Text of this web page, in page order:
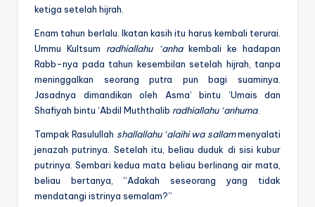
ketiga setelah hijrah.
Enam tahun berlalu. Ikatan kasih itu harus kembali terurai.
Ummu Kultsum radhiallahu ‘anhakembali ke hadapan
Rabb-nya pada tahun kesembilan setelah hijrah, tanpa
meninggalkan seorang putra pun bagi suaminya.
Jasadnya dimandikan oleh Asma’ bintu ‘Umais dan
Shafiyah bintu ‘Abdil Muththalib radhiallahu ‘anhuma.
Tampak Rasulullah shallallahu ‘alaihi wa sallammenyalati
jenazah putrinya. Setelah itu, beliau duduk di sisi kubur
putrinya. Sembari kedua mata beliau berlinang air mata,
beliau bertanya, “Adakah seseorang yang tidak
mendatangi istrinya semalam?”